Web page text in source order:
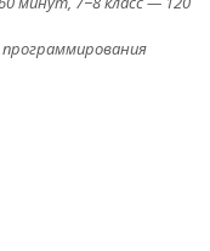
программирования